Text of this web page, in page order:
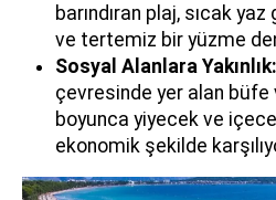
barındıran plaj, sıcak
ve tertemiz bir yüzme
Sosyal Alanlara Yakınlık:
çevresinde yer alan büfe
boyunca yiyecek ve
ekonomik şekilde